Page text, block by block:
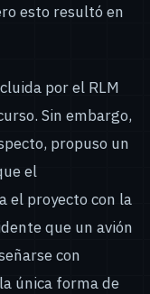
esto resultó en
por el RLM
Sin embargo,
propuso un
el
el proyecto con la
que un avión
con
única forma de